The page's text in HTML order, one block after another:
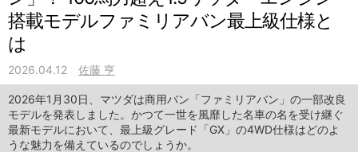
搭載モデルファミリアバン最上級仕様と
は
2026.04.12 佐藤 亨
2026年1月30日、マツダは商用バン「ファミリアバン」の一部改良
モデルを発表しました。かつて一世を風靡した名車の名を受け継ぐ
最新モデルにおいて、最上級グレード「GX」の4WD仕様はどのよ
うな魅力を備えているのでしょうか。